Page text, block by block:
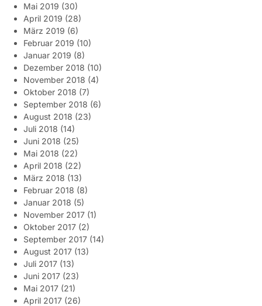
Mai 2019 (30)
April 2019 (28)
März 2019 (6)
Februar 2019 (10)
Januar 2019 (8)
Dezember 2018 (10)
November 2018 (4)
Oktober 2018 (7)
September 2018 (6)
August 2018 (23)
Juli 2018 (14)
Juni 2018 (25)
Mai 2018 (22)
April 2018 (22)
März 2018 (13)
Februar 2018 (8)
Januar 2018 (5)
November 2017 (1)
Oktober 2017 (2)
September 2017 (14)
August 2017 (13)
Juli 2017 (13)
Juni 2017 (23)
Mai 2017 (21)
April 2017 (26)